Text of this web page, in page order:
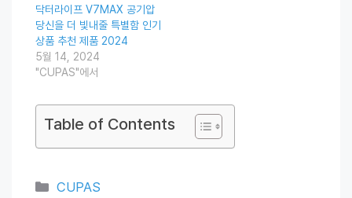
닥터라이프 V7MAX 공기압
당신을 더 빛내줄 특별함 인기
상품 추천 제품 2024
5월 14, 2024
"CUPAS"에서
Table of Contents
Categories
CUPAS